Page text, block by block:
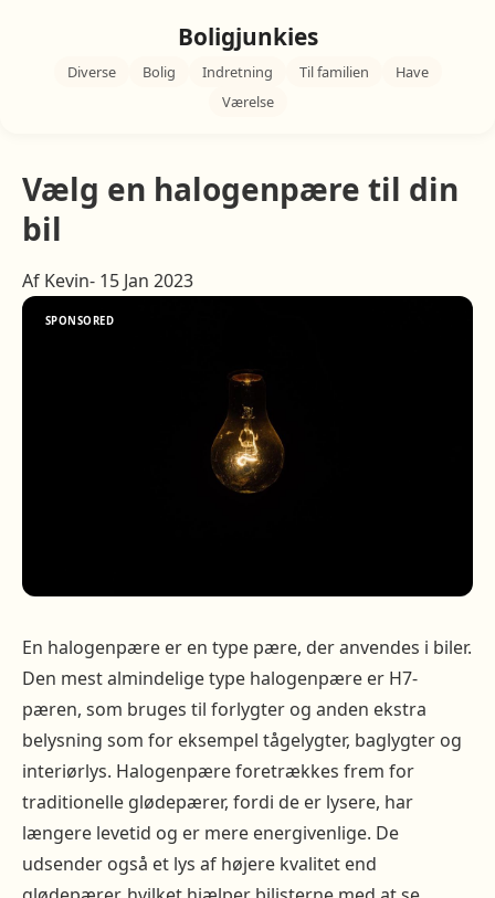
Boligjunkies
Diverse Bolig Indretning Til familien
Have
Værelse
Vælg en halogenpære til din
bil
Af Kevin- 15 Jan 2023
En halogenpære er en type pære, der anvendes i biler.
Den mest almindelige type halogenpære er H7-
pæren, som bruges til forlygter og anden ekstra
belysning som for eksempel tågelygter, baglygter og
interiørlys. Halogenpære foretrækkes frem for
traditionelle glødepærer, fordi de er lysere, har
længere levetid og er mere energivenlige. De
udsender også et lys af højere kvalitet end